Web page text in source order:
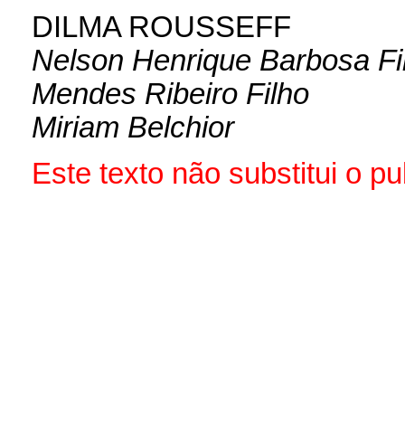
DILMA ROUSSEFF
Nelson Henrique Barbosa
Mendes Ribeiro Filho
Miriam Belchior
Este texto não substitui o